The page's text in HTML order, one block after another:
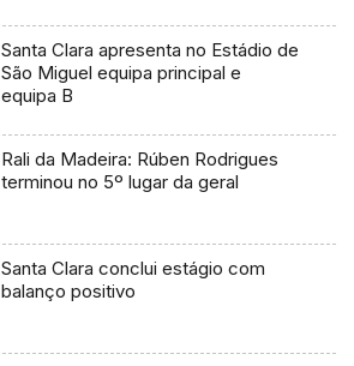
Santa Clara apresenta no Estádio de
São Miguel equipa principal e
equipa B
Rali da Madeira: Rúben Rodrigues
terminou no 5º lugar da geral
Santa Clara conclui estágio com
balanço positivo